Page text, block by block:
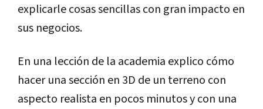
explicarle cosas sencillas con gran impacto en
sus negocios.
En una lección de la academia explico cómo
hacer una sección en 3D de un terreno con
aspecto realista en pocos minutos y con una